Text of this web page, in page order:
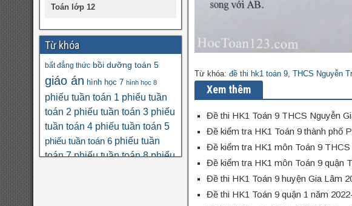
Từ khóa: đề thi hk1 toán 9, THCS Nguyễn
Xem thêm
Đề thi HK1 Toán 9 THCS Nguyễn
Đề kiểm tra HK1 Toán 9 thành phố
Đề kiểm tra HK1 môn Toán 9
Đề kiểm tra HK1 môn Toán 9 quận
Đề thi HK1 Toán 9 huyện Gia Lâm
Đề thi HK1 Toán 9 quận 1 năm
Toán lớp 12
Từ khóa
bất đẳng thức bồi dưỡng toán 5
giáo án hình học 7 hình học 8
phiếu tuần toán 1 phiếu tuần
toán 2 phiếu tuần toán 3 phiếu
tuần toán 4 phiếu tuần toán 5
phiếu tuần toán 6 phiếu tuần
toán 7 phiếu tuần toán 8 phiếu